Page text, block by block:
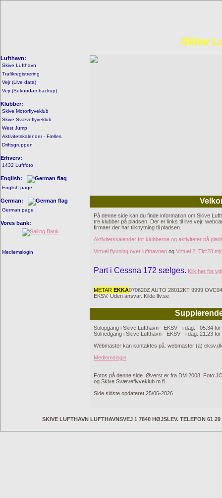
Skive
Lufthavn:
Skive Lufthavn
Trafikregistrering
Vejr (Live data)
Vejr (Sekundær backup)
Klubber:
Skive Motorflyveklub
Skive Svæveflyveklub
West Jump
Aktivitetskalender - Fælles
Driftsgruppen
Erhverv:
1432 Luftfoto
English:
English page
German:
German page
Vores bank:
Medlemslogin
På denne side kan du finde information om Skive
tre klubber på pladsen. Der er links til live vejr,
firmaer der har tilknytning til pladsen.
Aktivitetskalender for klubberne og aktiviteter på
Virtuel flyvning over lufthavnen og Virtuel 2. Tid:28
Part i Cessna 172 sælges. Klik her for
METAR EKKA070620Z AUTO 28012KT 9999
EKSV. Uden ansvar. Kilde lfv.se
Solopgang i Skive Lufthavn - EKSV - i dag: 05:34
Solnedgang i Skive Lufthavn - EKSV - i dag: 21:23
Webmaster kan kontaktes på: webmaster (a)
Medlemslogin
Fotos på denne side. Øverst er fra DM 2008.
og Skive Svæveflyveklub m.fl.
Side sidste opdateret 25/06-2026
SKIVE LUFTHAVN LUFTHAVNSVEJ 1 7840 HØJSLEV. TELEFON 61